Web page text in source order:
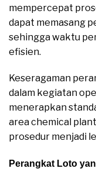
mempercepat
dapat memasang
sehingga waktu
efisien.
Keseragaman
dalam kegiatan
menerapkan
area chemical
prosedur menjadi
Perangkat Loto